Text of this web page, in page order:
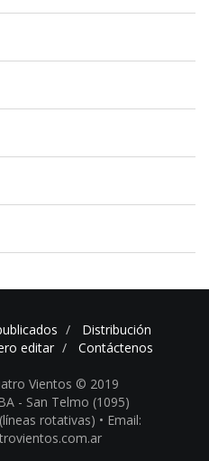
Distribución
editar Contáctenos
Vientos © 2019
- San Telmo (1095)
rotativas) • Email: